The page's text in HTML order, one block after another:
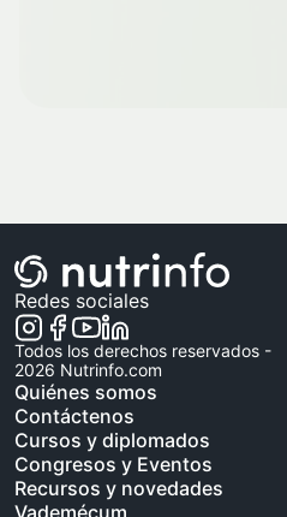
Redes sociales
Todos los derechos reservados -
2026 Nutrinfo.com
Quiénes somos
Contáctenos
Cursos y diplomados
Congresos y Eventos
Recursos y novedades
Vademécum